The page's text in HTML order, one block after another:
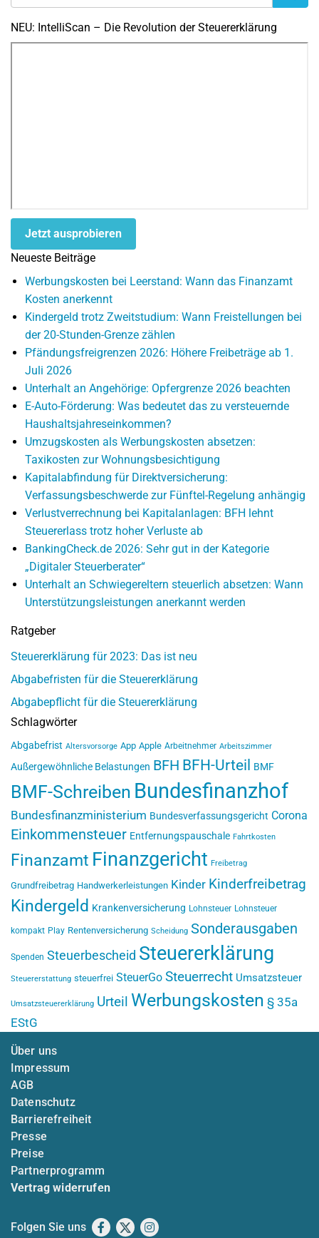
NEU: IntelliScan – Die Revolution der Steuererklärung
Jetzt ausprobieren
Neueste Beiträge
Werbungskosten bei Leerstand: Wann das Finanzamt
Kosten anerkennt
Kindergeld trotz Zweitstudium: Wann Freistellungen bei
der 20-Stunden-Grenze zählen
Pfändungsfreigrenzen 2026: Höhere Freibeträge ab 1.
Juli 2026
Unterhalt an Angehörige: Opfergrenze 2026 beachten
E-Auto-Förderung: Was bedeutet das zu versteuernde
Haushaltsjahreseinkommen?
Umzugskosten als Werbungskosten absetzen:
Taxikosten zur Wohnungsbesichtigung
Kapitalabfindung für Direktversicherung:
Verfassungsbeschwerde zur Fünftel-Regelung anhängig
Verlustverrechnung bei Kapitalanlagen: BFH lehnt
Steuererlass trotz hoher Verluste ab
BankingCheck.de 2026: Sehr gut in der Kategorie
„Digitaler Steuerberater“
Unterhalt an Schwiegereltern steuerlich absetzen: Wann
Unterstützungsleistungen anerkannt werden
Ratgeber
Steuererklärung für 2023: Das ist neu
Abgabefristen für die Steuererklärung
Abgabepflicht für die Steuererklärung
Schlagwörter
Abgabefrist Altersvorsorge App Apple Arbeitnehmer Arbeitszimmer
Außergewöhnliche Belastungen BFH BFH-Urteil BMF
BMF-Schreiben Bundesfinanzhof
Bundesfinanzministerium Bundesverfassungsgericht Corona
Einkommensteuer Entfernungspauschale Fahrtkosten
Finanzamt Finanzgericht Freibetrag
Grundfreibetrag Handwerkerleistungen Kinder Kinderfreibetrag
Kindergeld Krankenversicherung Lohnsteuer Lohnsteuer
kompakt Play Rentenversicherung Scheidung Sonderausgaben
Spenden Steuerbescheid Steuererklärung
Steuererstattung steuerfrei SteuerGo Steuerrecht Umsatzsteuer
Umsatzsteuererklärung Urteil Werbungskosten § 35a
EStG
Über uns
Impressum
AGB
Datenschutz
Barrierefreiheit
Presse
Preise
Partnerprogramm
Vertrag widerrufen
Folgen Sie uns Facebook
X Instagram